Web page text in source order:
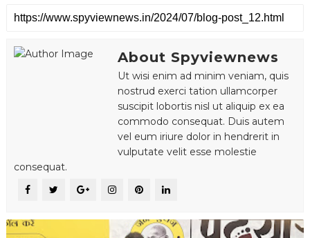
About Spyviewnews
Ut wisi enim ad minim veniam, quis
nostrud exerci tation ullamcorper
suscipit lobortis nisl ut aliquip ex ea
commodo consequat. Duis autem
vel eum iriure dolor in hendrerit in
vulputate velit esse molestie
consequat.